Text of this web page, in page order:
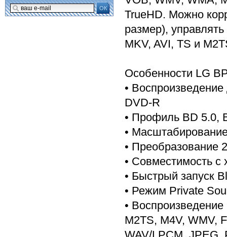
TrueHD. Можно
размер),
MKV, AVI, TS и
Особенности LG
•
DVD-R
• Профиль BD 5.0,
•
• Преобразование
• Совместимость
• Быстрый запуск
• Режим Private
•
M2TS, M4V, WMV,
ОК